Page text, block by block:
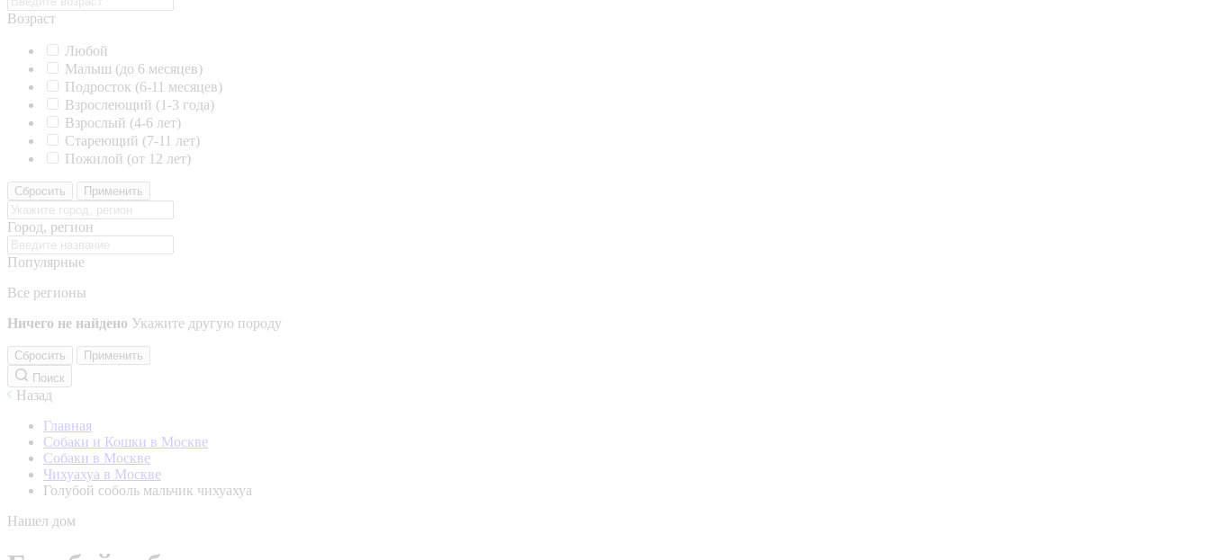
Возраст
Любой
Малыш (до 6 месяцев)
Подросток (6-11 месяцев)
Взрослеющий (1-3 года)
Взрослый (4-6 лет)
Стареющий (7-11 лет)
Пожилой (от 12 лет)
Сбросить Применить
Город, регион
Популярные
Все регионы
Ничего не найдено Укажите другую породу
Сбросить
Применить
Поиск
Назад
Главная
Собаки и Кошки в Москве
Собаки в Москве
Чихуахуа в Москве
Голубой соболь мальчик чихуахуа
Нашел дом